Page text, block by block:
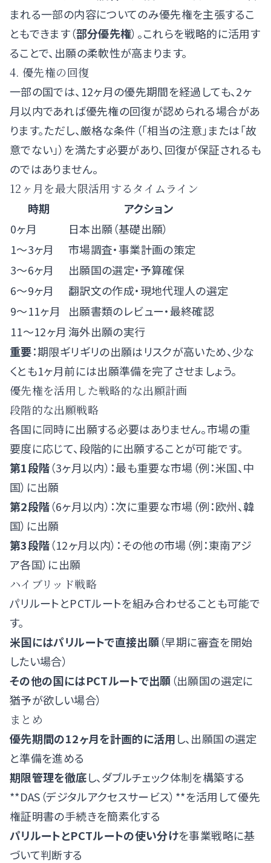
まれる一部の内容についてのみ優先権を主張するこ
ともできます（部分優先権）。これらを戦略的に活用す
ることで、出願の柔軟性が高まります。
4. 優先権の回復
一部の国では、12ヶ月の優先期間を経過しても、2ヶ
月以内であれば優先権の回復が認められる場合があ
ります。ただし、厳格な条件（「相当の注意」または「故
意でない」）を満たす必要があり、回復が保証されるも
のではありません。
12ヶ月を最大限活用するタイムライン
時期
アクション
0ヶ月
日本出願（基礎出願）
1〜3ヶ月
市場調査・事業計画の策定
3〜6ヶ月
出願国の選定・予算確保
6〜9ヶ月
翻訳文の作成・現地代理人の選定
9〜11ヶ月
出願書類のレビュー・最終確認
11〜12ヶ月 海外出願の実行
重要：期限ギリギリの出願はリスクが高いため、少な
くとも1ヶ月前には出願準備を完了させましょう。
優先権を活用した戦略的な出願計画
段階的な出願戦略
各国に同時に出願する必要はありません。市場の重
要度に応じて、段階的に出願することが可能です。
第1段階（3ヶ月以内）：最も重要な市場（例：米国、中
国）に出願
第2段階（6ヶ月以内）：次に重要な市場（例：欧州、韓
国）に出願
第3段階（12ヶ月以内）：その他の市場（例：東南アジ
ア各国）に出願
ハイブリッド戦略
パリルートとPCTルートを組み合わせることも可能で
す。
米国にはパリルートで直接出願（早期に審査を開始
したい場合）
その他の国にはPCTルートで出願（出願国の選定に
猶予が欲しい場合）
まとめ
優先期間の12ヶ月を計画的に活用し、出願国の選定
と準備を進める
期限管理を徹底し、ダブルチェック体制を構築する
**DAS（デジタルアクセスサービス）**を活用して優先
権証明書の手続きを簡素化する
パリルートとPCTルートの使い分けを事業戦略に基
づいて判断する